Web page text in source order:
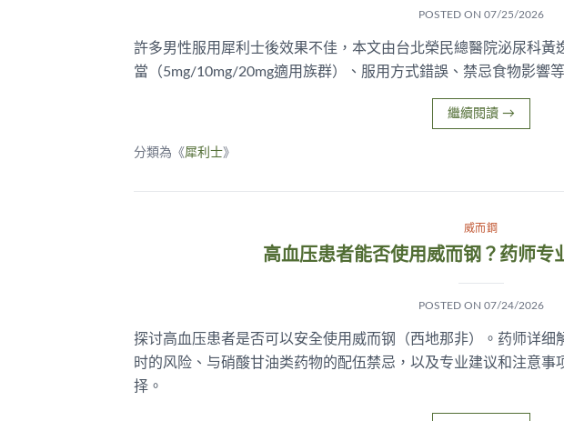
POSTED ON 07/25/2026
許多男性服用犀利士後效果不佳，本文由台北榮民總醫院泌尿科黃
當（5mg/10mg/20mg適用族群）、服用方式錯誤、禁忌食物影響
繼續閱讀 →
分類為《犀利士》
威而鋼
高血压患者能否使用威而钢？药师专
POSTED ON 07/24/2026
探讨高血压患者是否可以安全使用威而钢（西地那非）。药师详细
时的风险、与硝酸甘油类药物的配伍禁忌，以及专业建议和注意
择。